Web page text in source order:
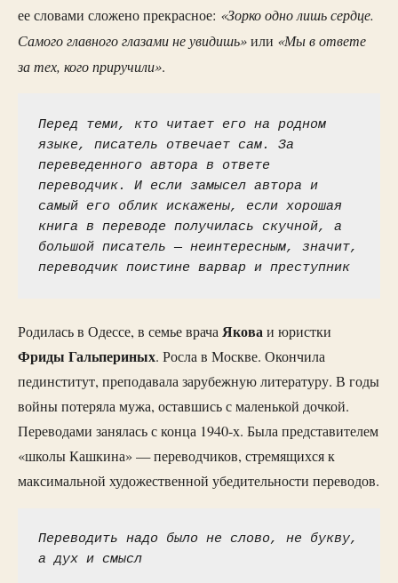
ее словами сложено прекрасное: «Зорко одно лишь сердце.
Самого главного глазами не увидишь»или «Мы в ответе
за тех, кого приручили».
Перед теми, кто читает его на родном
языке, писатель отвечает сам. За
переведенного автора в ответе
переводчик. И если замысел автора и
самый его облик искажены, если хорошая
книга в переводе получилась скучной, а
большой писатель — неинтересным, значит,
переводчик поистине варвар и преступник
Родилась в Одессе, в семье врачаЯковаи юристки
Фриды Гальпериных. Росла в Москве. Окончила
пединститут, преподавала зарубежную литературу. В годы
войны потеряла мужа, оставшись с маленькой дочкой.
Переводами занялась с конца 1940-х. Была представителем
«школы Кашкина» — переводчиков, стремящихся к
максимальной художественной убедительности переводов.
Переводить надо было не слово, не букву,
а дух и смысл